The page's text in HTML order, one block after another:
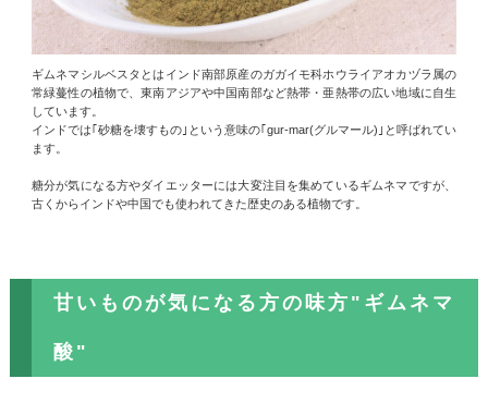
ギムネマシルベスタとはインド南部原産のガガイモ科ホウライアオカヅラ属の
常緑蔓性の植物で、東南アジアや中国南部など熱帯・亜熱帯の広い地域に自生
しています。
インドでは｢砂糖を壊すもの｣という意味の｢gur-mar(グルマール)｣と呼ばれてい
ます。
糖分が気になる方やダイエッターには大変注目を集めているギムネマですが、
古くからインドや中国でも使われてきた歴史のある植物です。
甘いものが気になる方の味方"ギムネマ
酸"